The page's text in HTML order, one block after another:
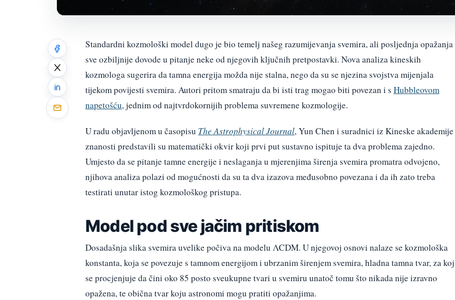
Standardni kozmološki model dugo je bio temelj našeg razumijevanja svemira, ali posljednja opažanja
sve ozbiljnije dovode u pitanje neke od njegovih ključnih pretpostavki. Nova analiza kineskih
kozmologa sugerira da tamna energija možda nije stalna, nego da su se njezina svojstva mijenjala
tijekom povijesti svemira. Autori pritom smatraju da bi isti trag mogao biti povezan i s Hubbleovom
napetošću, jednim od najtvrdokornijih problema suvremene kozmologije.
U radu objavljenom u časopisu The Astrophysical Journal, Yun Chen i suradnici iz Kineske akademije
znanosti predstavili su matematički okvir koji prvi put sustavno ispituje ta dva problema zajedno.
Umjesto da se pitanje tamne energije i neslaganja u mjerenjima širenja svemira promatra odvojeno,
njihova analiza polazi od mogućnosti da su ta dva izazova međusobno povezana i da ih zato treba
testirati unutar istog kozmološkog pristupa.
Model pod sve jačim pritiskom
Dosadašnja slika svemira uvelike počiva na modelu ΛCDM. U njegovoj osnovi nalaze se kozmološka
konstanta, koja se povezuje s tamnom energijom i ubrzanim širenjem svemira, hladna tamna tvar, za
se procjenjuje da čini oko 85 posto sveukupne tvari u svemiru unatoč tomu što nikada nije izravno
opažena, te obična tvar koju astronomi mogu pratiti opažanjima.